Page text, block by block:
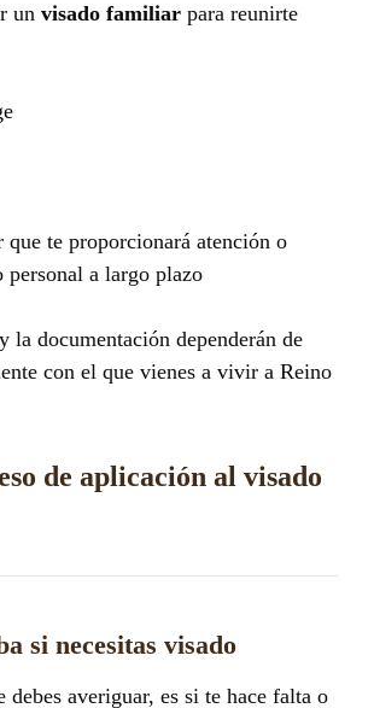
un visado familiar para reunirte
te proporcionará atención o
personal a largo plazo
la documentación dependerán de
con el que vienes a vivir a Reino
de aplicación al visado
si necesitas visado
debes averiguar, es si te hace falta o